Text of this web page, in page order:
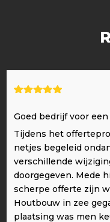
Goed bedrijf voor
Tijdens het
netjes begeleid
verschillende
doorgegeven. Mede
scherpe offerte zijn
Houtbouw in zee
plaatsing was men